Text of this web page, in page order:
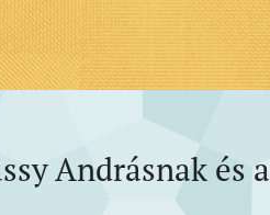
Andrásnak és